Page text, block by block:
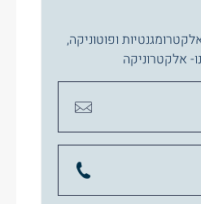
ופוטוניקה,
אלקטרוניקה